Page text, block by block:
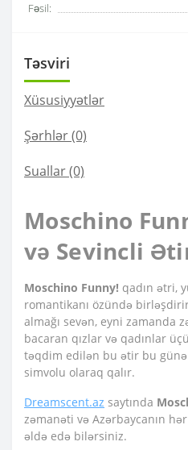
Fəsil:
Təsviri
Xüsusiyyətlər
Şərhlər (0)
Suallar(0)
Moschino
və Sevincli
Moschino Funny! qadın ətri,
romantikanı özündə
almağı sevən, eyni zamanda
bacaran qızlar və qadınlar
təqdim edilən bu ətir bu
simvolu olaraq qalır.
Dreamscent.az saytında
zəmanəti və Azərbaycanın
əldə edə bilərsiniz.